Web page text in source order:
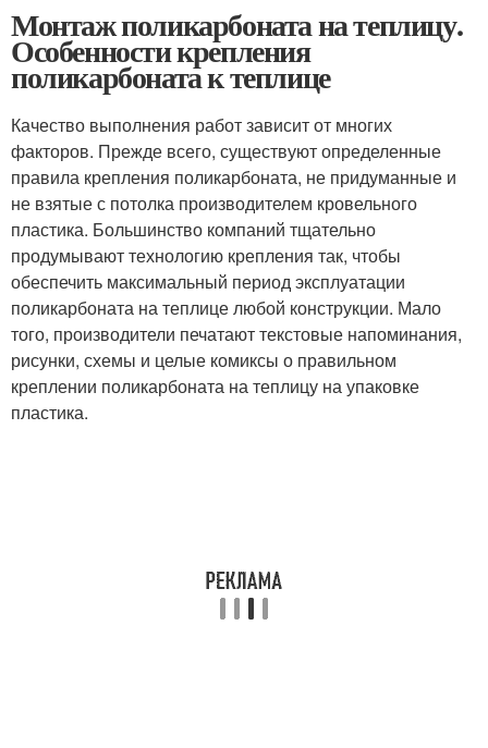
Монтаж поликарбоната на теплицу.
Особенности крепления
поликарбоната к теплице
Качество выполнения работ зависит от многих
факторов. Прежде всего, существуют определенные
правила крепления поликарбоната, не придуманные и
не взятые с потолка производителем кровельного
пластика. Большинство компаний тщательно
продумывают технологию крепления так, чтобы
обеспечить максимальный период эксплуатации
поликарбоната на теплице любой конструкции. Мало
того, производители печатают текстовые напоминания,
рисунки, схемы и целые комиксы о правильном
креплении поликарбоната на теплицу на упаковке
пластика.